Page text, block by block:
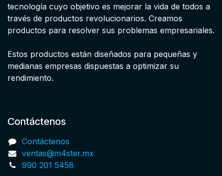
tecnología cuyo objetivo es mejorar la vida de todos a
través de productos revolucionarios. Creamos
productos para resolver sus problemas empresariales.
Estos productos están diseñados para pequeñas y
medianas empresas dispuestas a optimizar su
rendimiento.
Contáctenos
Contáctenos
ventas@m4ster.mx
990 201 5458